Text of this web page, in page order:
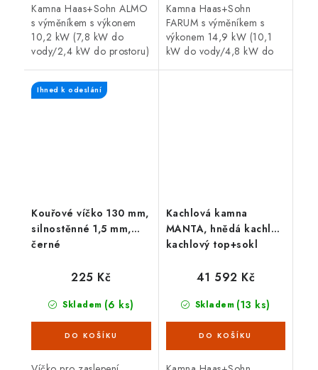
Kamna Haas+Sohn ALMO
s výměníkem s výkonem
10,2 kW (7,8 kW do
vody/2,4 kW do prostoru)
napojení na externí přívod
vzduchu, možnost
Kamna Haas+Sohn
FARUM s výměníkem s
výkonem 14,9 kW (10,1
kW do vody/4,8 kW do
Kouřové víčko 130 mm,
silnostěnné 1,5 mm,
černé
Ihned k odeslání
Skladem (6 ks)
225 Kč
Kachlová kamna
MANTA, hnědá kachle,
kachlový top+sokl
Skladem (13 ks)
41 592 Kč